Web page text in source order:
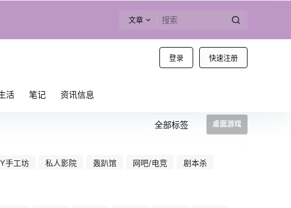
文章
登录 快速注册
活 笔记 资讯信息
全部标签 桌面游戏
手工坊 私人影院 轰趴馆 网吧/电竞 剧本杀